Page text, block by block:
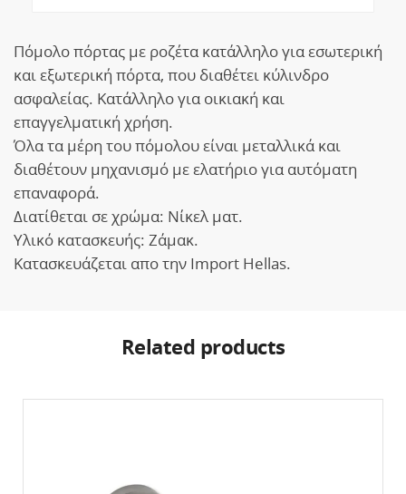
Πόμολο πόρτας με ροζέτα κατάλληλο για εσωτερική
και εξωτερική πόρτα, που διαθέτει κύλινδρο
ασφαλείας. Κατάλληλο για οικιακή και
επαγγελματική χρήση.
Όλα τα μέρη του πόμολου είναι μεταλλικά και
διαθέτουν μηχανισμό με ελατήριο για αυτόματη
επαναφορά.
Διατίθεται σε χρώμα: Νίκελ ματ.
Υλικό κατασκευής: Ζάμακ.
Κατασκευάζεται απο την Import Hellas.
Related products